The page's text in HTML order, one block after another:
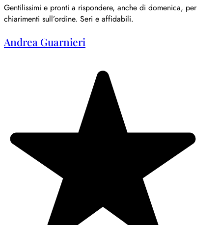
Gentilissimi e pronti a rispondere, anche di domenica, per
chiarimenti sull’ordine. Seri e affidabili.
Andrea Guarnieri